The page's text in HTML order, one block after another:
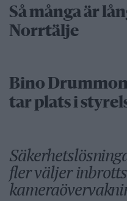
Så många är
Norrtälje
Bino
tar plats i
fler väljer